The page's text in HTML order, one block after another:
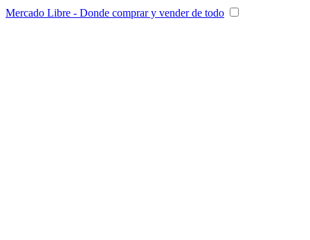
Mercado Libre - Donde comprar y vender de todo